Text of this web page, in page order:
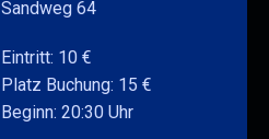
Sandweg 64
Eintritt: 10 €
Platz Buchung: 15 €
Beginn: 20:30 Uhr